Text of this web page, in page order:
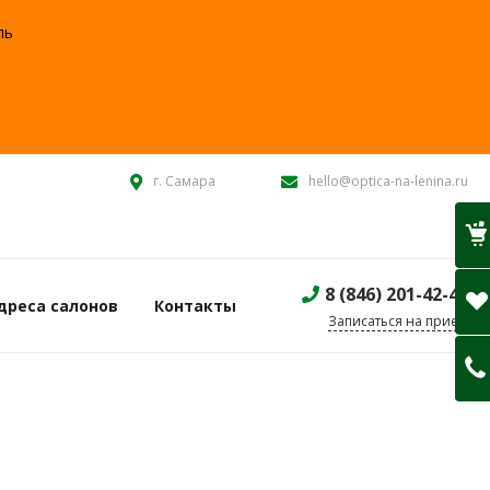
г. Самара hello@optica-na-lenina.ru
салонов Контакты 8 (846) 201-42-40
Записаться на прием